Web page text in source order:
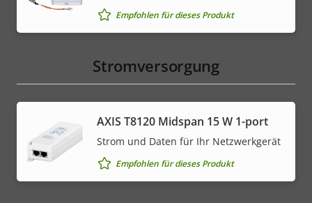
Empfohlen für dieses Produkt
Stromversorgung
AXIS T8120 Midspan 15 W 1-port
Strom und Daten für Ihr Netzwerkgerät
Empfohlen für dieses Produkt